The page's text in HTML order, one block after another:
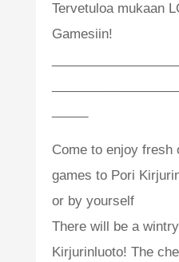
Tervetuloa mukaan
Gamesiin!
Come to enjoy fresh
games to Pori
or by yourself
There will be a
Kirjurinluoto! The